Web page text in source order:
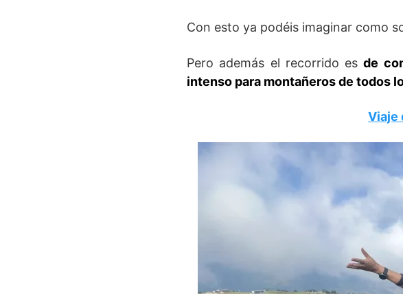
Con esto ya podéis imaginar como
Pero además el recorrido esde
intenso para montañeros de todos
Viaje